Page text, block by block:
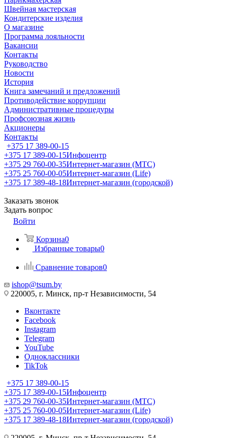
Швейная мастерская
Кондитерские изделия
О магазине
Программа лояльности
Вакансии
Контакты
Руководство
Новости
История
Книга замечаний и предложений
Противодействие коррупции
Административные процедуры
Профсоюзная жизнь
Акционеры
Контакты
+375 17 389-00-15
+375 17 389-00-15Инфоцентр
+375 29 760-00-35Интернет-магазин (МТС)
+375 25 760-00-05Интернет-магазин (Life)
+375 17 389-48-18Интернет-магазин (городской)
Заказать звонок
Задать вопрос
Войти
Корзина0
Избранные товары0
Сравнение товаров0
ishop@tsum.by
220005, г. Минск, пр-т Независимости, 54
Вконтакте
Facebook
Instagram
Telegram
YouTube
Одноклассники
TikTok
+375 17 389-00-15
+375 17 389-00-15Инфоцентр
+375 29 760-00-35Интернет-магазин (МТС)
+375 25 760-00-05Интернет-магазин (Life)
+375 17 389-48-18Интернет-магазин (городской)